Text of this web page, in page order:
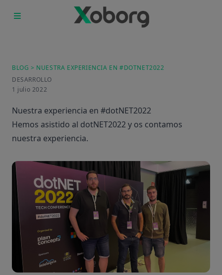
Inicio
Empleo
BLOG > NUESTRA EXPERIENCIA EN #DOTNET2022
DESARROLLO
1 julio 2022
Nuestra experiencia en #dotNET2022
Hemos asistido al dotNET2022 y os contamos
nuestra experiencia.